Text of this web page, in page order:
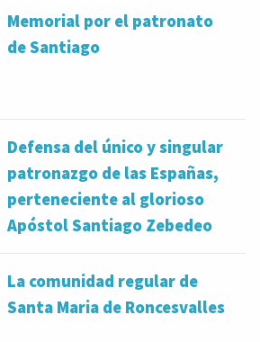
Memorial por el patronato
de Santiago
Defensa del único y singular
patronazgo de las Españas,
perteneciente al glorioso
Apóstol Santiago Zebedeo
La comunidad regular de
Santa Maria de Roncesvalles